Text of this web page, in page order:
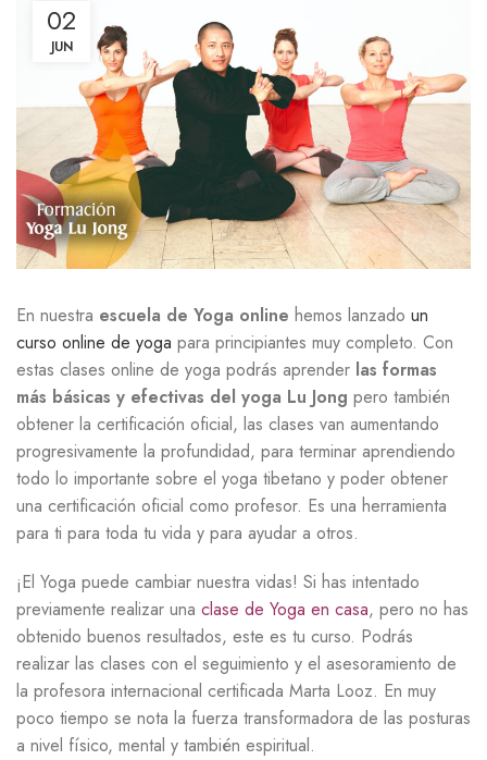
02
JUN
En nuestra escuela de Yoga online hemos lanzado un
curso online de yoga para principiantes muy completo. Con
estas clases online de yoga podrás aprender las formas
más básicas y efectivas del yoga Lu Jong pero también
obtener la certificación oficial, las clases van aumentando
progresivamente la profundidad, para terminar aprendiendo
todo lo importante sobre el yoga tibetano y poder obtener
una certificación oficial como profesor. Es una herramienta
para ti para toda tu vida y para ayudar a otros.
¡El Yoga puede cambiar nuestra vidas! Si has intentado
previamente realizar una clase de Yoga en casa, pero no has
obtenido buenos resultados, este es tu curso. Podrás
realizar las clases con el seguimiento y el asesoramiento de
la profesora internacional certificada Marta Looz. En muy
poco tiempo se nota la fuerza transformadora de las posturas
a nivel físico, mental y también espiritual.